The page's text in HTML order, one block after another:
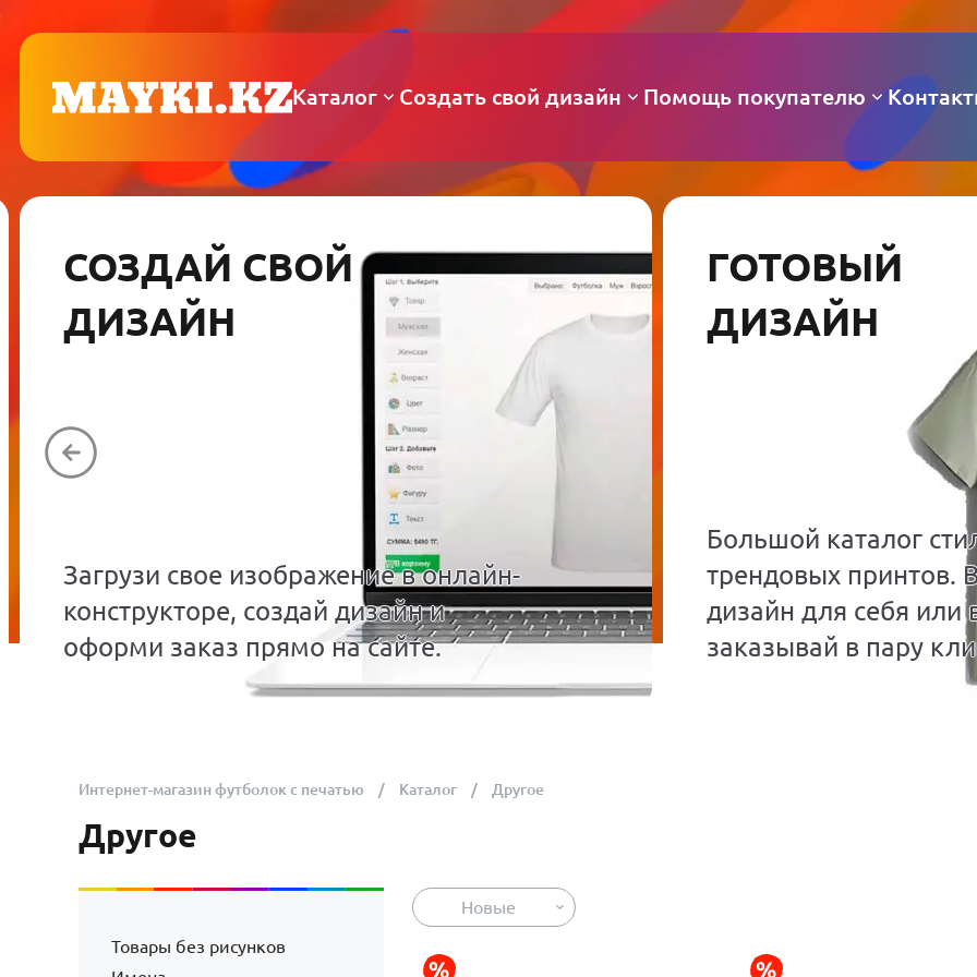
Каталог Создать свой дизайн Помощь покупателю
СОЗДАЙ СВОЙ
ДИЗАЙН
Загрузи свое изображение в онлайн-
конструкторе, создай дизайн и
оформи заказ прямо на сайте.
ГОТОВЫЙ
ДИЗАЙН
Большой каталог
трендовых принтов.
дизайн для себя или
заказывай в пару
Интернет-магазин футболок с печатью Каталог Другое
Другое
Товары без рисунков
Новые